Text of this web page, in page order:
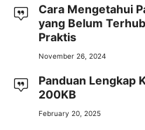
Cara Mengetahui
yang Belum
Praktis
November 26, 2024
Panduan Lengkap
200KB
February 20, 2025